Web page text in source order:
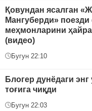
Қовундан ясалган
Мангуберди»
меҳмонларини
(видео)
Бугун 22:10
Блогер дунёдаги
тоғига чиқди
Бугун 22:03